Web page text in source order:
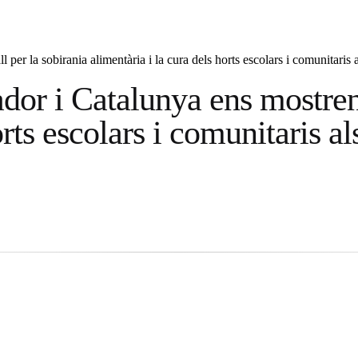
la sobirania alimentària i la cura dels horts escolars i comunitaris
i Catalunya ens
escolars i comunitaris